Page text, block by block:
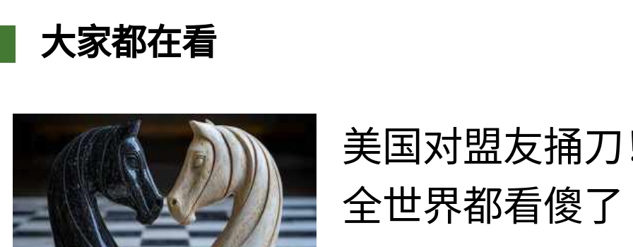
大家都在看
美国对盟友捅
全世界都看傻了